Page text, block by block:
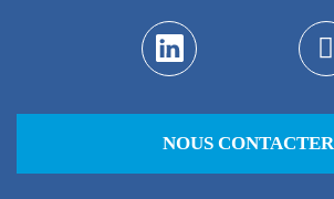
NOUS CONTACTER